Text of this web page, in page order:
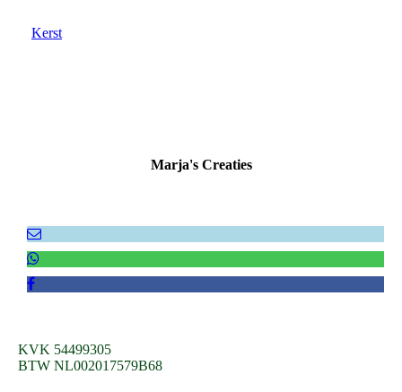
Kerst
Marja's Creaties
KVK 54499305
BTW NL002017579B68